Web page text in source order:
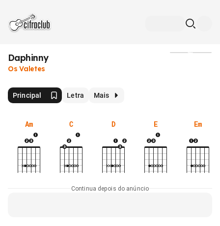
Daphinny
Os Valetes
Principal Letra Mais
Am C D E Em
Continua depois do anúncio